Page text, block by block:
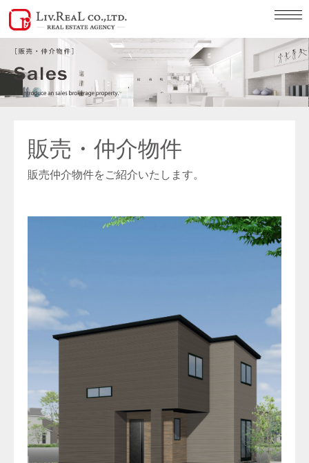
販売・仲介物件
販売仲介物件をご紹介いたします。